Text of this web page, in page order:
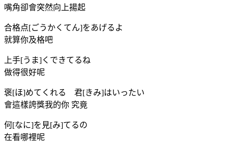
嘴角卻會突然向上揚起
合格点[ごうかくてん]をあげるよ
就算你及格吧
上手[うま]くできてるね
做得很好呢
褒[ほ]めてくれる 君[きみ]はいったい
會這樣誇獎我的你 究竟
何[なに]を見[み]てるの
在看哪裡呢